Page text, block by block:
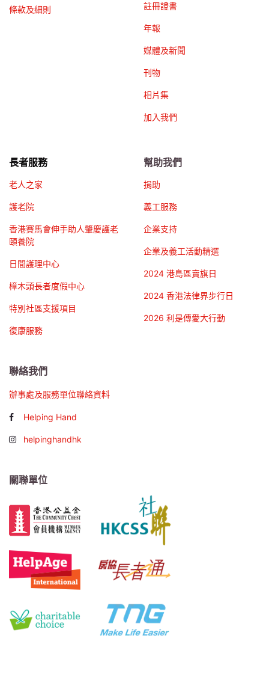
條款及細則 註冊證書
年報
媒體及新聞
刊物
相片集
加入我們
長者服務
老人之家
護老院
香港賽馬會伸手助人肇慶護老
頤養院
日間護理中心
樟木頭長者度假中心
特別社區支援項目
復康服務
幫助我們
捐助
義工服務
企業支持
企業及義工活動精選
2024 港島區賣旗日
2024 香港法律界步行日
2026 利是傳愛大行動
聯絡我們
辦事處及服務單位聯絡資料
Helping Hand
helpinghandhk
關聯單位